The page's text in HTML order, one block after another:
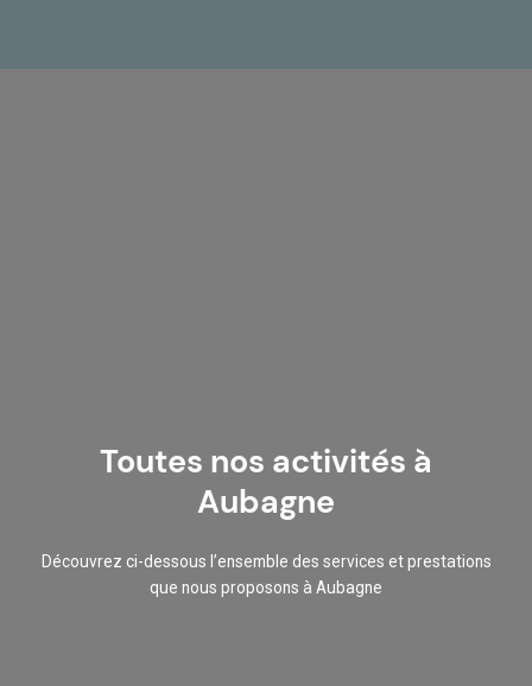
Toutes nos activités à
Aubagne
Découvrez ci-dessous l’ensemble des services et prestations
que nous proposons à Aubagne